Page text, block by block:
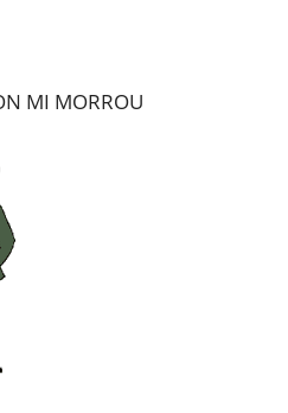
MI MORROU